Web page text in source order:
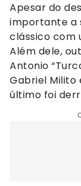
Apesar do
importante a
clássico com
Além dele,
Antonio
Gabriel Milito
último foi